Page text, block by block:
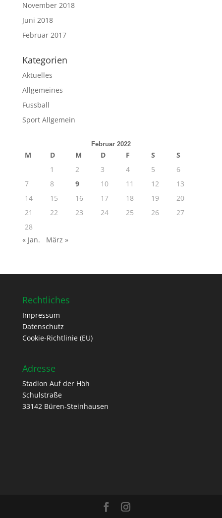
November 2018
Juni 2018
Februar 2017
Kategorien
Aktuelles
Allgemeines
Fussball
Sport Allgemein
Februar 2022
M D M D F S
S
1
2 3 4 5
6
7
8 9 10 11 12
13
14
15 16 17 18 19
20
21
22 23 24 25 26
27
28
« Jan.
März »
Rechtliches
Impressum
Datenschutz
Cookie-Richtlinie (EU)
Adresse
Stadion Auf der Höh
Schulstraße
33142 Büren-Steinhausen